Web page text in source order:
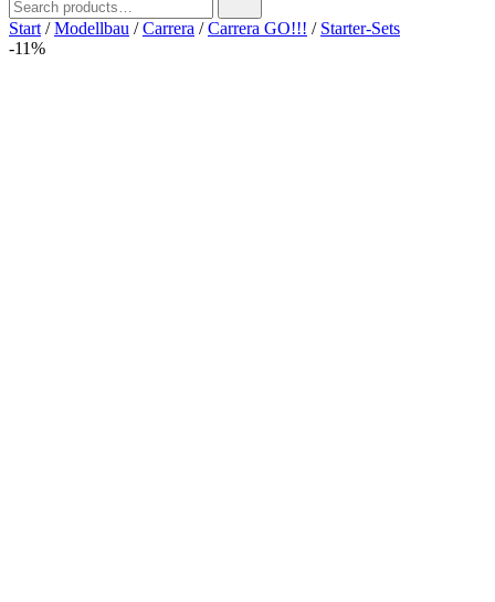
for:
Start /Modellbau /Carrera /Carrera GO!!! / Starter-Sets
-11%